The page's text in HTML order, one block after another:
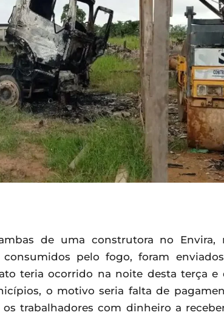
de uma construtora no Envira,
pelo fogo, foram
teria ocorrido na noite desta terça e
o motivo seria falta de
trabalhadores com dinheiro a